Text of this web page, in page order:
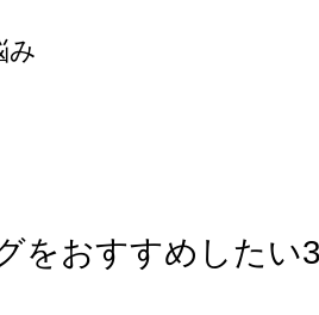
み
をおすすめしたい